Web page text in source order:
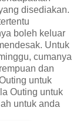
disediakan.
boleh keluar
Untuk
cumanya
dan
untuk
Outing untuk
untuk anda